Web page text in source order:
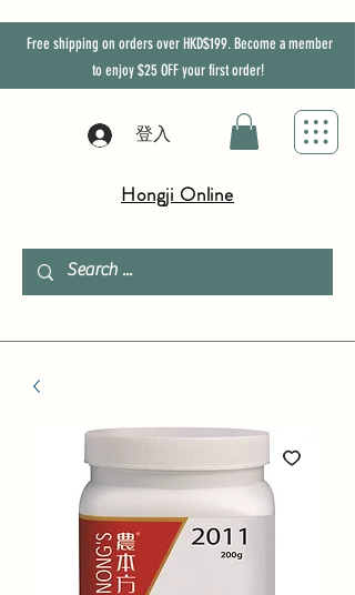
Free shipping on orders over HKD$199. Become a member
to enjoy$25 OFFyour first order!
登入
Hongji Online